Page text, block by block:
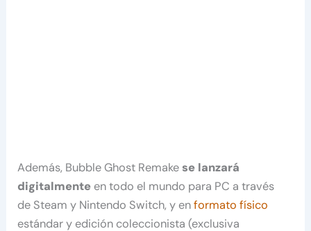
Además, Bubble Ghost Remakese lanzará
digitalmente en todo el mundo para PC a través
de Steam y Nintendo Switch, y enformato físico
estándar y edición coleccionista (exclusiva